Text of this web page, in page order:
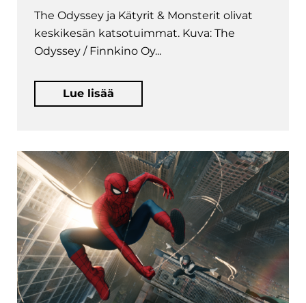
The Odyssey ja Kätyrit & Monsterit olivat
keskikesän katsotuimmat. Kuva: The
Odyssey / Finnkino Oy...
Lue lisää